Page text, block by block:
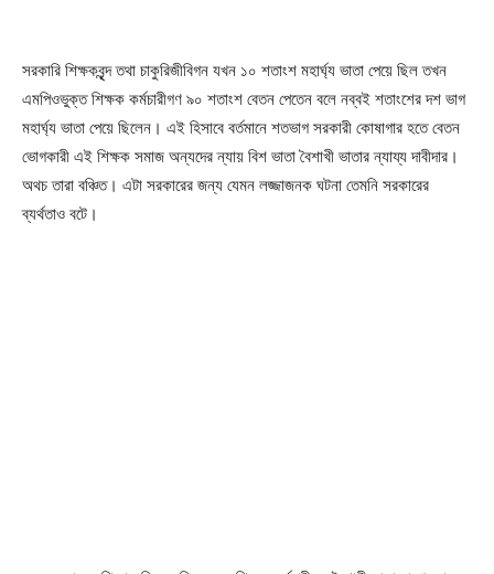
সরকারি শিক্ষকবৃৃন্দ তথা চাকুরিজীবিগন যখন ১০ শতাংশ মহার্ঘ্য ভাতা পেয়ে ছিল তখন
এমপিওভুক্ত শিক্ষক কর্মচারীগণ ৯০ শতাংশ বেতন পেতেন বলে নব্বই শতাংশের দশ ভাগ
মহার্ঘ্য ভাতা পেয়ে ছিলেন। এই হিসাবে বর্তমানে শতভাগ সরকারী কোষাগার হতে বেতন
ভোগকারী এই শিক্ষক সমাজ অন্যদের ন্যায় বিশ ভাতা বৈশাখী ভাতার ন্যায্য দাবীদার।
অথচ তারা বঞ্চিত। এটা সরকারের জন্য যেমন লজ্জাজনক ঘটনা তেমনি সরকারের
ব্যর্থতাও বটে।